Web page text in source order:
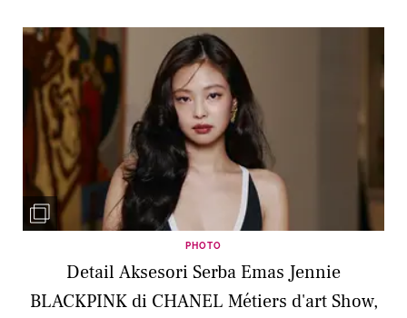
PHOTO
Detail Aksesori Serba Emas Jennie
BLACKPINK di CHANEL Métiers d'art Show,